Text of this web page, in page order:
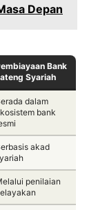
Depan
Bank
Syariah
dalam
bank
akad
penilaian